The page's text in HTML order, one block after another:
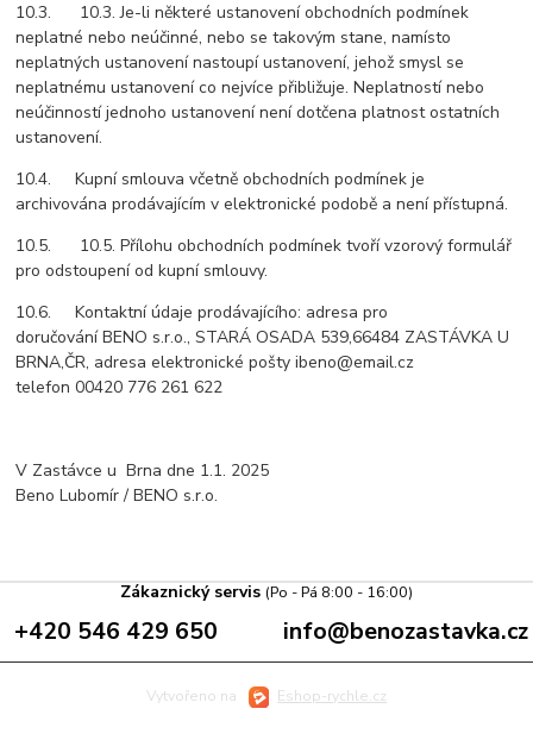
10.3. 10.3. Je-li některé ustanovení obchodních podmínek
neplatné nebo neúčinné, nebo se takovým stane, namísto
neplatných ustanovení nastoupí ustanovení, jehož smysl se
neplatnému ustanovení co nejvíce přibližuje. Neplatností nebo
neúčinností jednoho ustanovení není dotčena platnost ostatních
ustanovení.
10.4. Kupní smlouva včetně obchodních podmínek je
archivována prodávajícím v elektronické podobě a není přístupná.
10.5. 10.5. Přílohu obchodních podmínek tvoří vzorový formulář
pro odstoupení od kupní smlouvy.
10.6. Kontaktní údaje prodávajícího: adresa pro
doručování BENO s.r.o., STARÁ OSADA 539,66484 ZASTÁVKA U
BRNA,ČR, adresa elektronické pošty ibeno@email.cz
telefon 00420 776 261 622
V Zastávce u Brna dne 1.1. 2025
Beno Lubomír / BENO s.r.o.
Zákaznický servis (Po - Pá 8:00 - 16:00)
+420 546 429 650 info@benozastavka.cz
Vytvořeno na Eshop-rychle.cz